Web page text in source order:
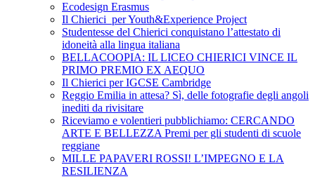
Ecodesign Erasmus
Il Chierici per Youth&Experience Project
Studentesse del Chierici conquistano l’attestato di
idoneità alla lingua italiana
BELLACOOPIA: IL LICEO CHIERICI VINCE IL
PRIMO PREMIO EX AEQUO
Il Chierici per IGCSE Cambridge
Reggio Emilia in attesa? Sì, delle fotografie degli angoli
inediti da rivisitare
Riceviamo e volentieri pubblichiamo: CERCANDO
ARTE E BELLEZZA Premi per gli studenti di scuole
reggiane
MILLE PAPAVERI ROSSI! L’IMPEGNO E LA
RESILIENZA